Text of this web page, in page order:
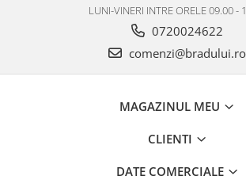
LUNI-VINERI INTRE ORELE 09.00 -
0720024622
comenzi@bradului.ro
MAGAZINUL MEU
CLIENTI
DATE COMERCIALE